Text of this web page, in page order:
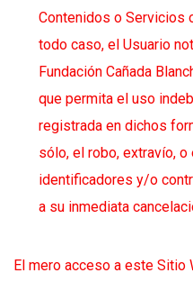
Contenidos o Servicios
todo caso, el Usuario
Fundación Cañada
que permita el uso
registrada en dichos
sólo, el robo, extravío,
identificadores y/o
a su inmediata
El mero acceso a este Sitio